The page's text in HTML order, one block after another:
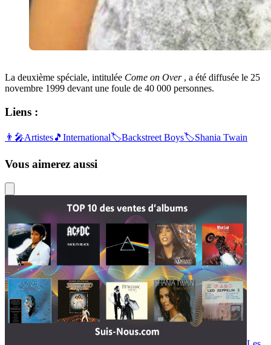
dans les années 70 – 80 et 90
30 août 2024